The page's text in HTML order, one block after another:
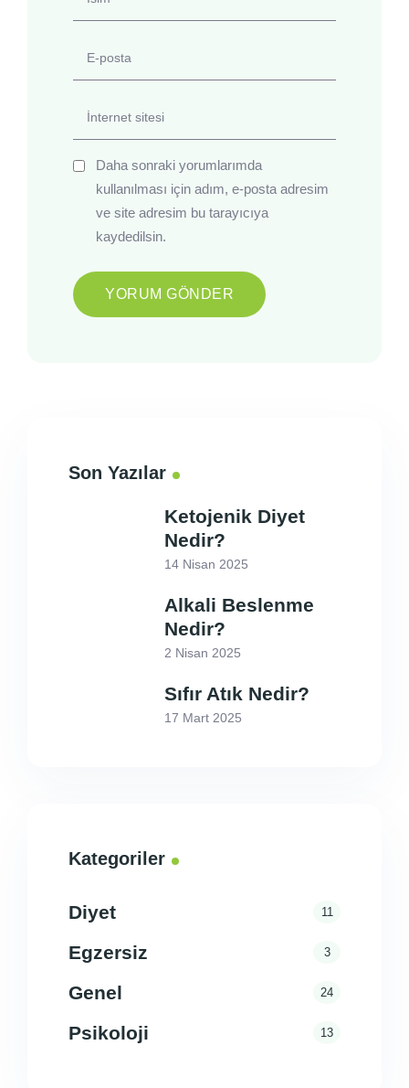
Daha sonraki yorumlarımda
kullanılması için adım, e-posta adresim
ve site adresim bu tarayıcıya
kaydedilsin.
Son Yazılar
Ketojenik Diyet
Nedir?
14 Nisan 2025
Alkali Beslenme
Nedir?
2 Nisan 2025
Sıfır Atık Nedir?
17 Mart 2025
Kategoriler
Diyet 11
Egzersiz 3
Genel 24
Psikoloji 13